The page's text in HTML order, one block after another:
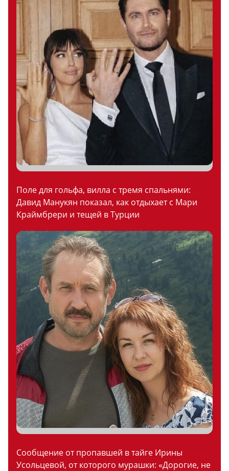
Поле для гольфа, вилла с тремя спальнями:
Давид Манукян показал, как отдыхает с Мари
Краймбрери и тещей в Турции
Сообщение от пропавшей в тайге Ирины
Усольцевой, от которого мурашки: «Дорогие, не